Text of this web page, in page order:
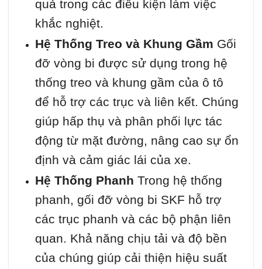
quả trong các điều kiện làm việc
khắc nghiệt.
Hệ Thống Treo và Khung Gầm Gối
đỡ vòng bi được sử dụng trong hệ
thống treo và khung gầm của ô tô
để hỗ trợ các trục và liên kết. Chúng
giúp hấp thụ và phân phối lực tác
động từ mặt đường, nâng cao sự ổn
định và cảm giác lái của xe.
Hệ Thống Phanh Trong hệ thống
phanh, gối đỡ vòng bi SKF hỗ trợ
các trục phanh và các bộ phận liên
quan. Khả năng chịu tải và độ bền
của chúng giúp cải thiện hiệu suất